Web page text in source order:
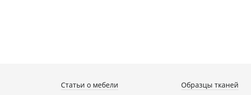
Статьи о мебели
Образцы тканей